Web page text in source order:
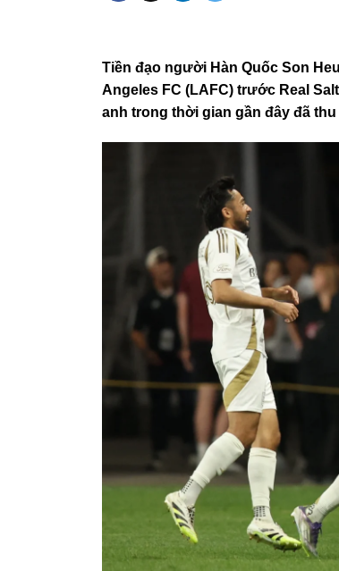
Tiền đạo người Hàn Quốc Son
Angeles FC (LAFC) trước Real
anh trong thời gian gần đây đã